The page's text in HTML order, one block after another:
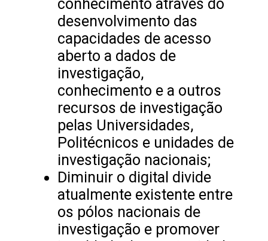
conhecimento através do
desenvolvimento das
capacidades de acesso
aberto a dados de
investigação,
conhecimento e a outros
recursos de investigação
pelas Universidades,
Politécnicos e unidades de
investigação nacionais;
Diminuir o digital divide
atualmente existente entre
os pólos nacionais de
investigação e promover